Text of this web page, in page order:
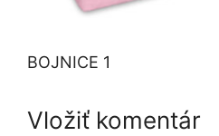
BOJNICE 1
Vložiť komentár